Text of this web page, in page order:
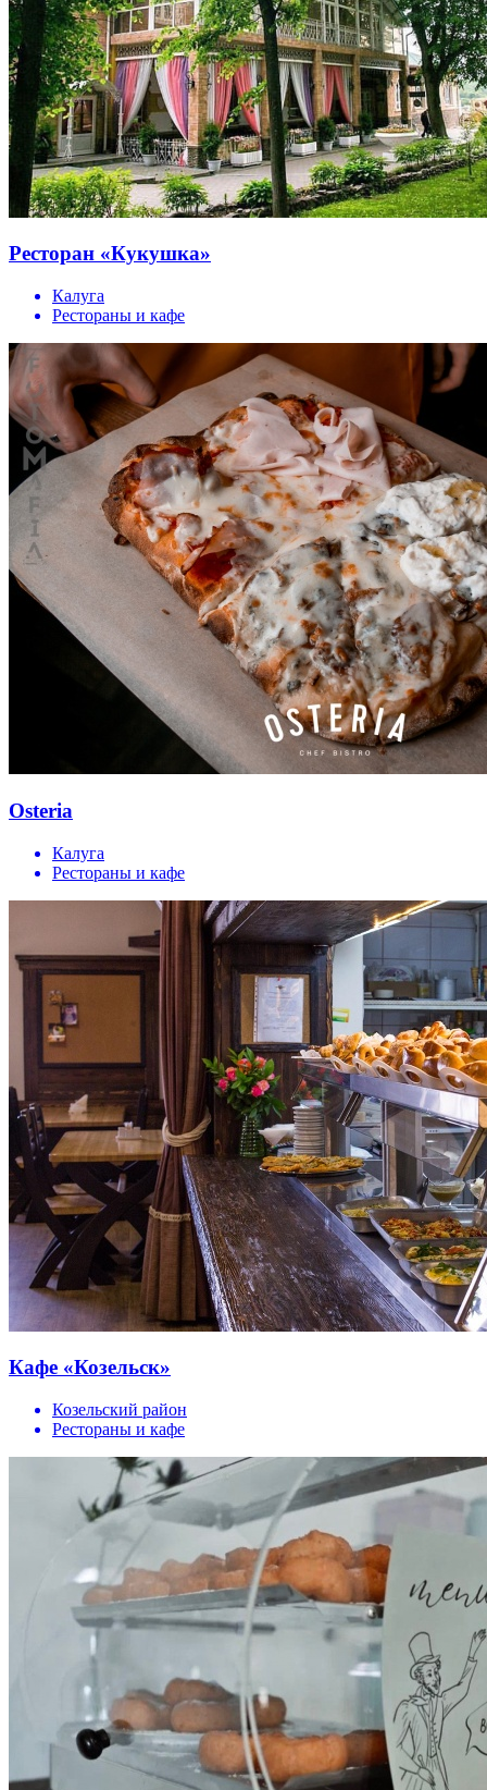
Ресторан «Кукушка»
Калуга
Рестораны и кафе
Оsteria
Калуга
Рестораны и кафе
Кафе «Козельск»
Козельский район
Рестораны и кафе